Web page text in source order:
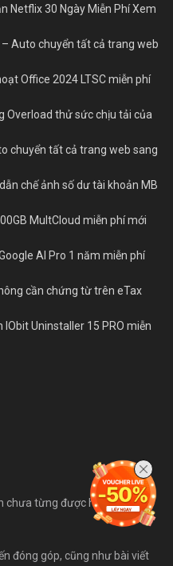
Netflix 30 Ngày Miễn Phí Xem
Auto chuyển tất cả trang web
Office 2024 LTSC miễn phí
Overload thử sức chịu tải của
chuyển tất cả trang web sang
chế ảnh số dư tài khoản MB
MultCloud miễn phí mới
AI Pro 1 năm miễn phí
cần chứng từ trên eTax
IObit Uninstaller 15 PRO miễn
chưa từng được học trên ghế
đóng góp, cũng như bài viết